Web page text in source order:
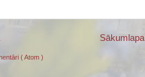
Sākumlapa
( Atom )